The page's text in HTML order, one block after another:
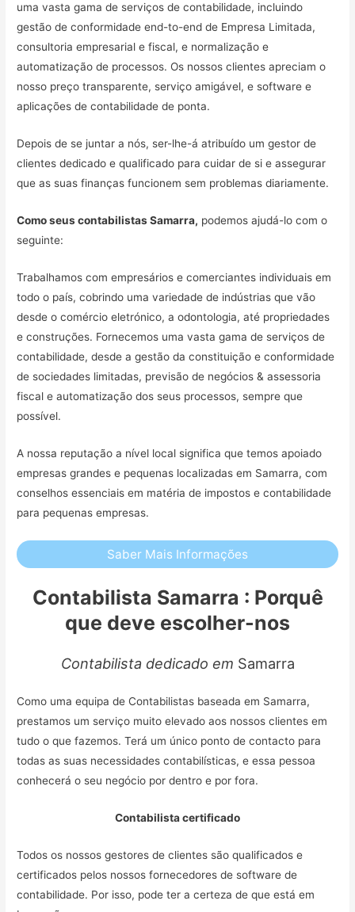
uma vasta gama de serviços de contabilidade, incluindo
gestão de conformidade end-to-end de Empresa Limitada,
consultoria empresarial e fiscal, e normalização e
automatização de processos. Os nossos clientes apreciam o
nosso preço transparente, serviço amigável, e software e
aplicações de contabilidade de ponta.
Depois de se juntar a nós, ser-lhe-á atribuído um gestor de
clientes dedicado e qualificado para cuidar de si e assegurar
que as suas finanças funcionem sem problemas diariamente.
Como seus contabilistas Samarra, podemos ajudá-lo com o
seguinte:
Trabalhamos com empresários e comerciantes individuais em
todo o país, cobrindo uma variedade de indústrias que vão
desde o comércio eletrónico, a odontologia, até propriedades
e construções. Fornecemos uma vasta gama de serviços de
contabilidade, desde a gestão da constituição e conformidade
de sociedades limitadas, previsão de negócios & assessoria
fiscal e automatização dos seus processos, sempre que
possível.
A nossa reputação a nível local significa que temos apoiado
empresas grandes e pequenas localizadas em Samarra, com
conselhos essenciais em matéria de impostos e contabilidade
para pequenas empresas.
Saber Mais Informações
Contabilista Samarra : Porquê
que deve escolher-nos
Contabilista dedicado em Samarra
Como uma equipa de Contabilistas baseada em Samarra,
prestamos um serviço muito elevado aos nossos clientes em
tudo o que fazemos. Terá um único ponto de contacto para
todas as suas necessidades contabilísticas, e essa pessoa
conhecerá o seu negócio por dentro e por fora.
Contabilista certificado
Todos os nossos gestores de clientes são qualificados e
certificados pelos nossos fornecedores de software de
contabilidade. Por isso, pode ter a certeza de que está em